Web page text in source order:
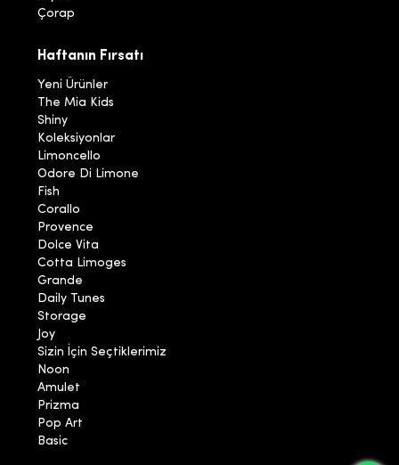
Çorap
Haftanın Fırsatı
Yeni Ürünler
The Mia Kids
Shiny
Koleksiyonlar
Limoncello
Odore Di Limone
Fish
Corallo
Provence
Dolce Vita
Cotta Limoges
Grande
Daily Tunes
Storage
Joy
Sizin İçin Seçtiklerimiz
Noon
Amulet
Prizma
Pop Art
Basic